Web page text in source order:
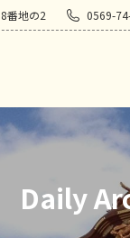
番地の2 0569-
Daily